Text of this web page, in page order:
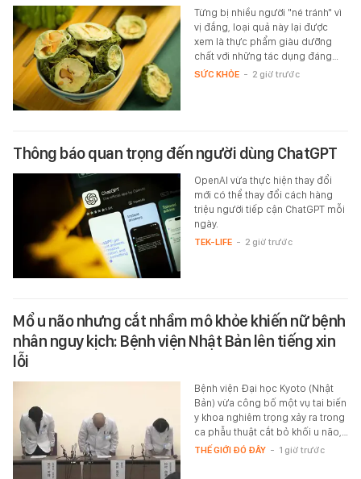
Từng bị nhiều người "né tránh" vì
vị đắng, loại quả này lại được
xem là thực phẩm giàu dưỡng
chất với những tác dụng đáng…
SỨC KHỎE - 2 giờ trước
Thông báo quan trọng đến người dùng ChatGPT
OpenAI vừa thực hiện thay đổi
mới có thể thay đổi cách hàng
triệu người tiếp cận ChatGPT mỗi
ngày.
TEK-LIFE - 2 giờ trước
Mổ u não nhưng cắt nhầm mô khỏe khiến nữ bệnh
nhân nguy kịch: Bệnh viện Nhật Bản lên tiếng xin
lỗi
Bệnh viện Đại học Kyoto (Nhật
Bản) vừa công bố một vụ tai biến
y khoa nghiêm trọng xảy ra trong
ca phẫu thuật cắt bỏ khối u não,…
THẾ GIỚI ĐÓ ĐÂY - 1 giờ trước